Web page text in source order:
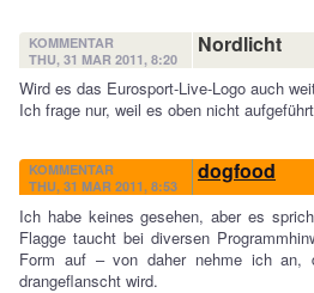
KOMMENTAR
THU, 31 MAR 2011, 8:20
Nordlicht
Wird es das Eurosport-Live-Logo auch
Ich frage nur, weil es oben nicht
KOMMENTAR
THU, 31 MAR 2011, 8:53
dogfood
Ich habe keines gesehen, aber es
Flagge taucht bei diversen
Form auf – von daher nehme ich an,
drangeflanscht wird.